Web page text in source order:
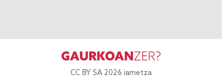
CC BY SA 2026 iametza